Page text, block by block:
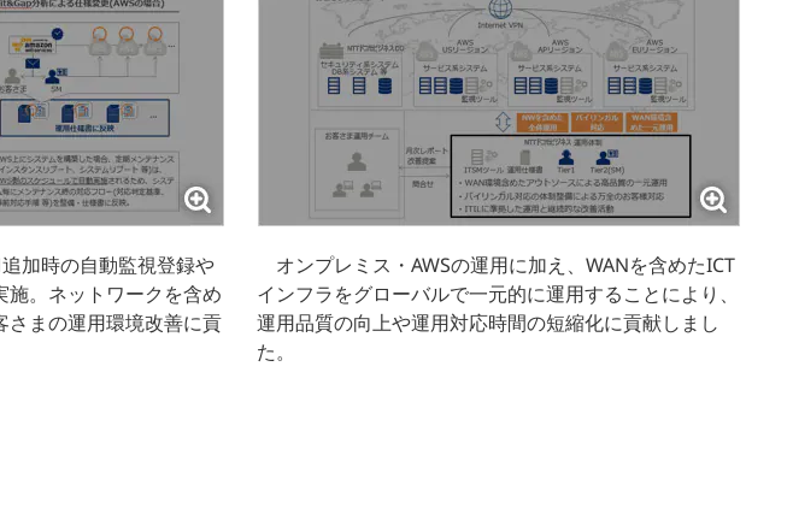
加時の自動監視登録や
。ネットワークを含め
さまの運用環境改善に貢
オンプレミス・AWSの運用に加え、WANを含めたICT
インフラをグローバルで一元的に運用することにより、
運用品質の向上や運用対応時間の短縮化に貢献しまし
た。